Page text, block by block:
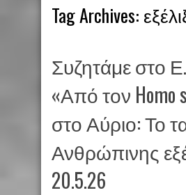
Tag Archives:
Συζητάμε στο
«Από τον Homo
στο Αύριο: Το
Ανθρώπινης
20.5.26